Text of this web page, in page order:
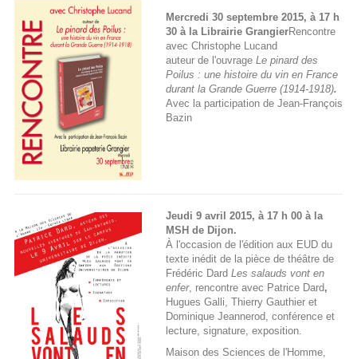
Mercredi 30 septembre 2015, à 17 h
30 à la Librairie GrangierRencontre
avec Christophe Lucand
auteur de l'ouvrage Le pinard des
Poilus : une histoire du vin en France
durant la Grande Guerre (1914-1918).
Avec la participation de Jean-François
Bazin
Jeudi 9 avril 2015, à 17 h 00 à la
MSH de Dijon.
À l'occasion de l'édition aux EUD du
texte inédit de la pièce de théâtre de
Frédéric Dard Les salauds vont en
enfer, rencontre avec Patrice Dard,
Hugues Galli, Thierry Gauthier et
Dominique Jeannerod, conférence et
lecture, signature, exposition.
Maison des Sciences de l'Homme,